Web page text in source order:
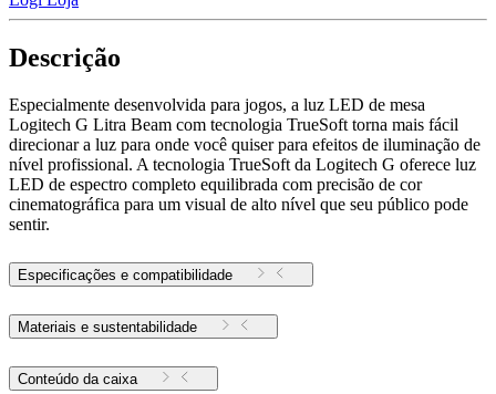
Descrição
Especialmente desenvolvida para jogos, a luz LED de mesa
Logitech G Litra Beam com tecnologia TrueSoft torna mais fácil
direcionar a luz para onde você quiser para efeitos de iluminação de
nível profissional. A tecnologia TrueSoft da Logitech G oferece luz
LED de espectro completo equilibrada com precisão de cor
cinematográfica para um visual de alto nível que seu público pode
sentir.
Especificações e compatibilidade
Materiais e sustentabilidade
Conteúdo da caixa